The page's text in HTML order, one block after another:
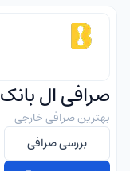
صرافی ال بانک
بهترین صرافی خارجی
بررسی صرافی